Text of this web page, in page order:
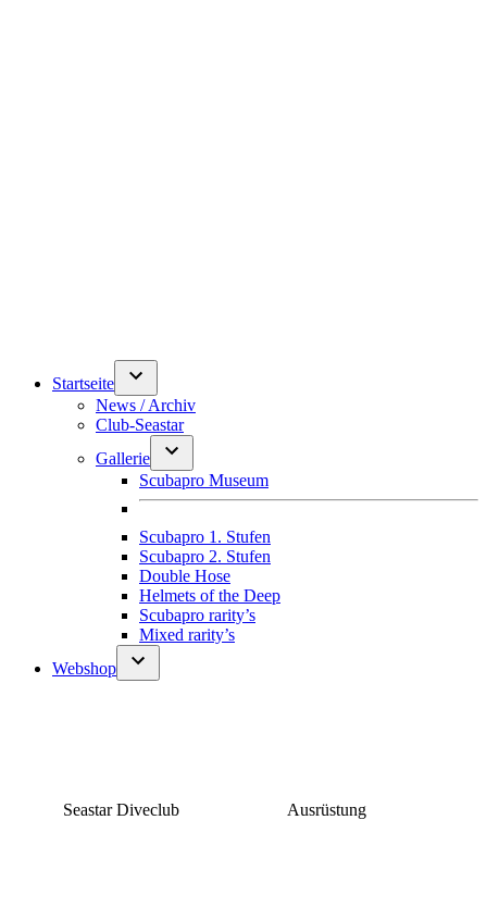
Startseite
News / Archiv
Club-Seastar
Gallerie
Scubapro Museum
Scubapro 1. Stufen
Scubapro 2. Stufen
Double Hose
Helmets of the Deep
Scubapro rarity’s
Mixed rarity’s
Webshop
Seastar Diveclub Ausrüstung